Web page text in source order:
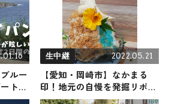
星
ルー
トで
生中継 2022.05.21
【愛知・岡崎市】なかまる
印！地元の自慢を発掘リポー
ト